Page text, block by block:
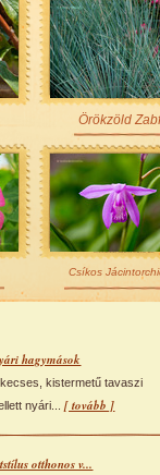
Örökzöld
Csíkos
hagymások
kistermetű tavaszi
nyári...[ tovább ]
otthonos v...